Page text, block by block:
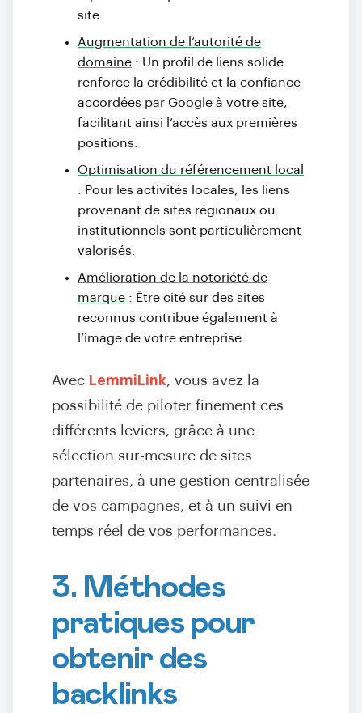
site.
Augmentation de l’autorité de
domaine : Un profil de liens solide
renforce la crédibilité et la confiance
accordées par Google à votre site,
facilitant ainsi l’accès aux premières
positions.
Optimisation du référencement local
: Pour les activités locales, les liens
provenant de sites régionaux ou
institutionnels sont particulièrement
valorisés.
Amélioration de la notoriété de
marque : Être cité sur des sites
reconnus contribue également à
l’image de votre entreprise.
Avec LemmiLink, vous avez la
possibilité de piloter finement ces
différents leviers, grâce à une
sélection sur-mesure de sites
partenaires, à une gestion centralisée
de vos campagnes, et à un suivi en
temps réel de vos performances.
3. Méthodes
pratiques pour
obtenir des
backlinks